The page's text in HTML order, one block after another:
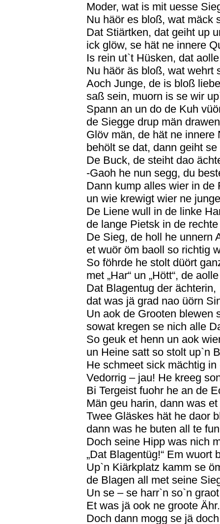
Moder, wat is mit uesse
Nu häör es bloß, wat mäck
Dat Stiärtken, dat geiht up
ick glöw, se hät ne innere
Is rein ut`t Hüsken, dat
Nu häör äs bloß, wat wehrt
Aoch Junge, de is bloß
saß sein, muorn is se wir
Spann an un do de Kuh
de Siegge drup män
Glöv män, de hät ne innere
behölt se dat, dann geiht se
De Buck, de steiht dao
-Gaoh he nun segg, du
Dann kump alles wier in de
un wie krewigt wier ne
De Liene wull in de linke
de lange Pietsk in de
De Sieg, de holl he unnern
et wuör öm baoll so richtig
So föhrde he stolt düört
met „Har“ un „Hött“, de
Dat Blagentug der ächterin,
dat was jä grad nao üörn
Un aok de Grooten blewen
sowat kregen se nich alle
So geuk et henn un aok
un Heine satt so stolt up`n
He schmeet sick mächtig in
Vedorrig – jau! He kreeg
Bi Tergeist fuohr he an de
Män geu harin, dann was
Twee Gläskes hät he daor
dann was he buten all te
Doch seine Hipp was nich
„Dat Blagentüg!“ Em wuort
Up`n Kiärkplatz kamm se
de Blagen all met seine
Un se – se harr`n so`n
Et was jä ook ne groote Ähr.
Doch dann mogg se jä